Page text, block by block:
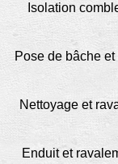
Isolation
Pose de bâche
Nettoyage et
Enduit et